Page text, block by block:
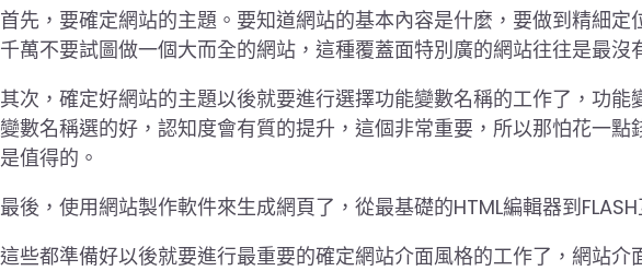
首先，要確定網站的主題。要知道網站的基本內容是什麼，要做到精細定
千萬不要試圖做一個大而全的網站，這種覆蓋面特別廣的網站往往是最沒
其次，確定好網站的主題以後就要進行選擇功能變數名稱的工作了，功
變數名稱選的好，認知度會有質的提升，這個非常重要，所以那怕花一
是值得的。
最後，使用網站製作軟件來生成網頁了，從最基礎的HTML編輯器到
這些都準備好以後就要進行最重要的確定網站介面風格的工作了，網站